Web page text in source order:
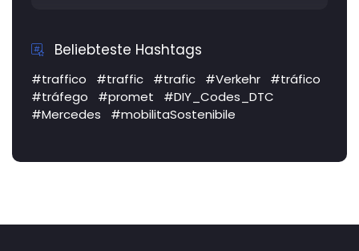
Beliebteste Hashtags
#traffico #traffic #trafic #Verkehr
#tráfico
#tráfego
#promet
#DIY_Codes_DTC
#Mercedes
#mobilitaSostenibile